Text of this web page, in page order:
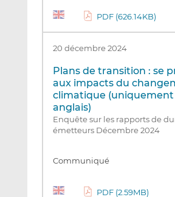
PDF (626.14KB)
20 décembre 2024
Plans de transition : se
aux impacts du
climatique (uniquement
anglais)
Enquête sur les rapports de
émetteurs Décembre 2024
Communiqué
PDF (2.59MB)